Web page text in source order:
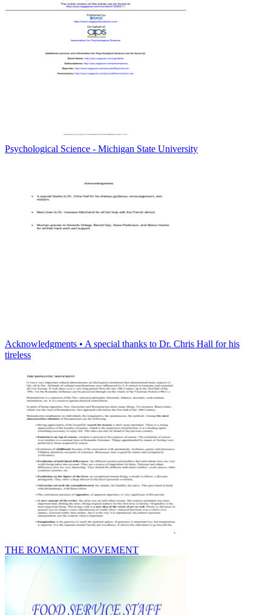
Psychological Science - Michigan State University
Acknowledgments • A special thanks to Dr. Chris Hall for his
tireless
THE ROMANTIC MOVEMENT